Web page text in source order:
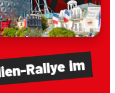
Rallyeim